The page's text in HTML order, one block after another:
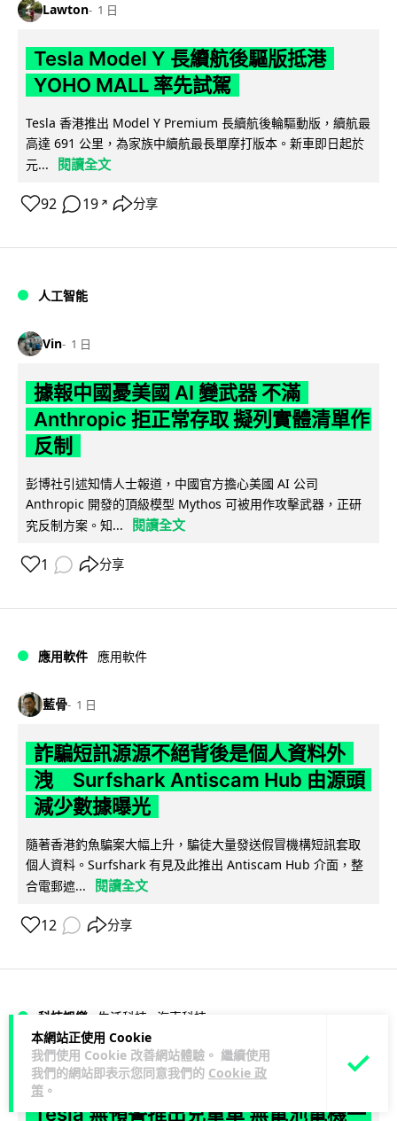
本網站正使用 Cookie
我們使用 Cookie 改善網站體驗。 繼續使用
我們的網站即表示您同意我們的 Cookie 政
策 。
Lawton 1 日
Tesla Model Y 長續航後驅版抵港
YOHO MALL 率先試駕
Tesla 香港推出 Model Y Premium 長續航後輪驅動版，續航最
高達 691 公里，為家族中續航最長單摩打版本。新車即日起於
元...
閱讀全文
92 19 ↗ 分享
人工智能
Vin 1 日
據報中國憂美國 AI 變武器 不滿
Anthropic 拒正常存取 擬列實體清單作
反制
彭博社引述知情人士報道，中國官方擔心美國 AI 公司
Anthropic 開發的頂級模型 Mythos 可被用作攻擊武器，正研
究反制方案。知...
閱讀全文
1 分享
應用軟件 應用軟件
藍骨 1 日
詐騙短訊源源不絕背後是個人資料外
洩 Surfshark Antiscam Hub 由源頭
減少數據曝光
隨著香港釣魚騙案大幅上升，騙徒大量發送假冒機構短訊套取
個人資料。Surfshark 有見及此推出 Antiscam Hub 介面，整
合電郵遮...
閱讀全文
12 分享
科技娛樂 生活科技 汽車科技
Vin 1 日
Tesla 無預警推出兒童車 無電池電機一